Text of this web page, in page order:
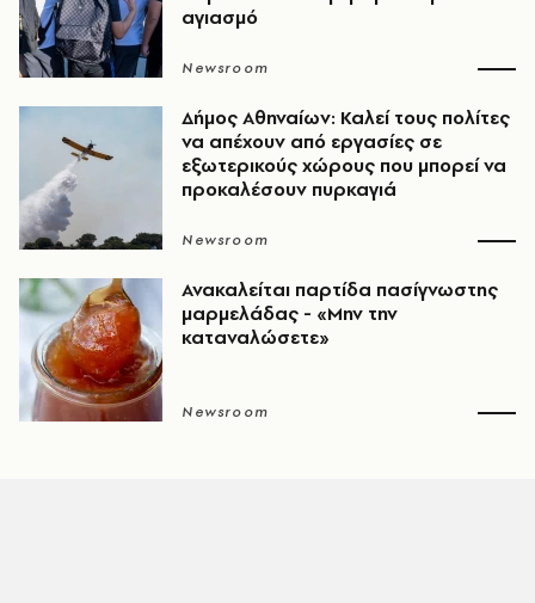
αγιασμό
Newsroom
Δήμος Αθηναίων: Καλεί τους πολίτες
να απέχουν από εργασίες σε
εξωτερικούς χώρους που μπορεί να
προκαλέσουν πυρκαγιά
Newsroom
Ανακαλείται παρτίδα πασίγνωστης
μαρμελάδας - «Μην την
καταναλώσετε»
Newsroom